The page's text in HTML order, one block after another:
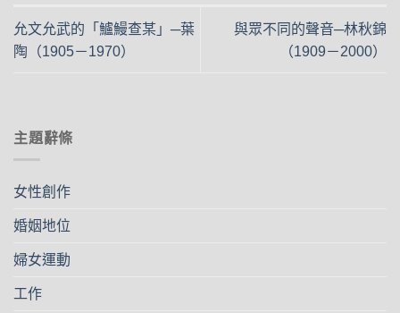
允文允武的「鱸鰻查某」─葉
陶（1905－1970）
與眾不同的聲音─林秋錦
（1909－2000）
主題辭條
女性創作
婚姻地位
婦女運動
工作